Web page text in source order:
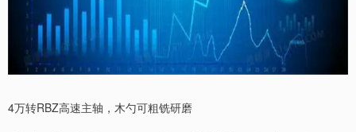
4万转RBZ高速主轴，木勺可粗铣研磨